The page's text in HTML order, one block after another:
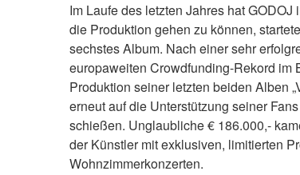
Im Laufe des letzten Jahres hat
die Produktion gehen zu können,
sechstes Album. Nach einer sehr
europaweiten Crowdfunding-Rekord im
Produktion seiner letzten beiden Alben
erneut auf die Unterstützung seiner
schießen. Unglaubliche € 186.000,-
der Künstler mit exklusiven, limitierten
Wohnzimmerkonzerten.